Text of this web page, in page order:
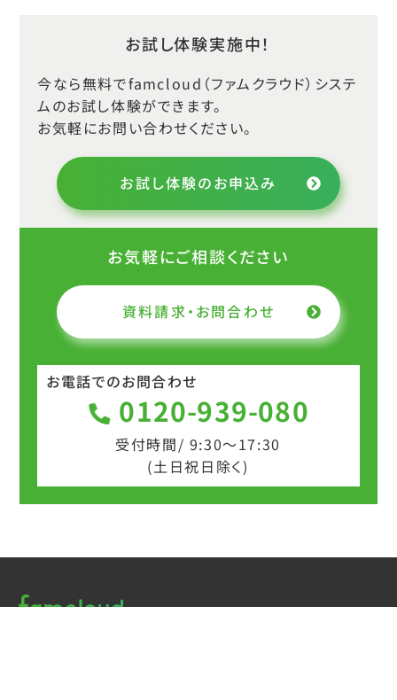
6 .お知らせ
7.通知
7 .通知
お試し体験実施中！
今なら無料でfamcloud（ファムクラウド）システ
ムのお試し体験ができます。
お気軽にお問い合わせください。
お試し体験のお申込み
お気軽にご相談ください
資料請求・お問合わせ
お電話でのお問合わせ
0120-939-080
受付時間/ 9:30～17:30
(土日祝日除く)